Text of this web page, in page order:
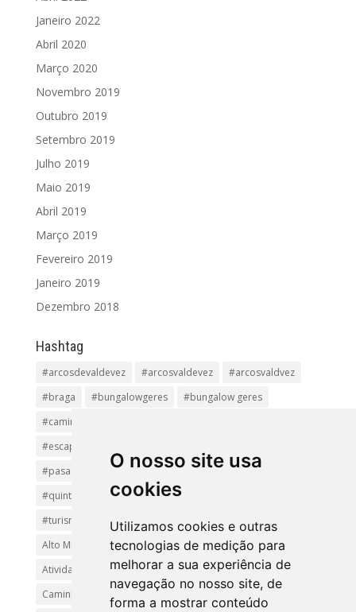
O nosso site usa
cookies
Utilizamos cookies e outras
tecnologias de medição para
melhorar a sua experiência de
navegação no nosso site, de
forma a mostrar conteúdo
Janeiro 2022
Abril 2020
Março 2020
Novembro 2019
Outubro 2019
Setembro 2019
Julho 2019
Maio 2019
Abril 2019
Março 2019
Fevereiro 2019
Janeiro 2019
Dezembro 2018
Hashtag
#arcosdevaldevez #arcosvaldevez
#arcosvaldvez
#braga
#bungalowgeres
#bungalow geres
#caminhadas
#escapadinha
#pasadiços
#passadiçosdovez
#penedageres
#quintalamosa
#religião
#turismoreligioso
#turismorural
#vianadocastelo
Alto Minho
Arcos de Valdevez.
Arcos Valdevez
Atividades e Passeios
aventura
Caminhadas e Passeio
Caminho de Santiago
Caminho Minhoto Ribeiro